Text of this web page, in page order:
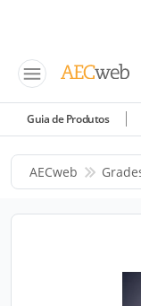
Guia de Produtos
AECweb